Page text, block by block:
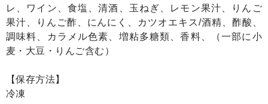
レ、ワイン、食塩、清酒、玉ねぎ、レモン果汁、りんご
果汁、りんご酢、にんにく、カツオエキス/酒精、酢酸、
調味料、カラメル色素、増粘多糖類、香料、（一部に小
麦・大豆・りんご含む）
【保存方法】
冷凍